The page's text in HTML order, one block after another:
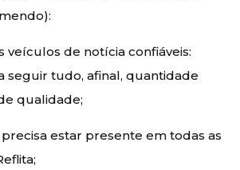
veículos de notícia confiáveis:
seguir tudo, afinal, quantidade
qualidade;
precisa estar presente em todas as